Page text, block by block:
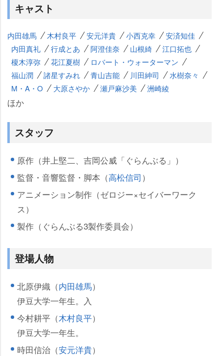
キャスト
内田雄馬 木村良平 安元洋貴 小西克幸
安済知佳
内田真礼
行成とあ 阿澄佳奈 山根綺
江口拓也
榎木淳弥
花江夏樹
ロバート・ウォーターマン
福山潤
諸星すみれ 青山吉能 川田紳司
水樹奈々
M・A・O
大原さやか 瀬戸麻沙美 洲崎綾
ほか
スタッフ
原作（井上堅二、吉岡公威「ぐらんぶる」）
監督・音響監督・脚本（高松信司 ）
アニメーション制作（ゼロジー×セイバーワーク
ス）
製作（ぐらんぶる3製作委員会）
登場人物
北原伊織（内田雄馬）
伊豆大学一年生。入
今村耕平（木村良平）
伊豆大学一年生。
時田信治（安元洋貴）